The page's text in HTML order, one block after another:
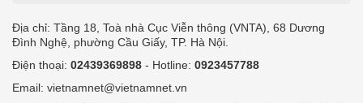
Địa chỉ: Tầng 18, Toà nhà Cục Viễn thông (VNTA), 68 Dương
Đình Nghệ, phường Cầu Giấy, TP. Hà Nội.
Điện thoại: 02439369898 - Hotline: 0923457788
Email: vietnamnet@vietnamnet.vn